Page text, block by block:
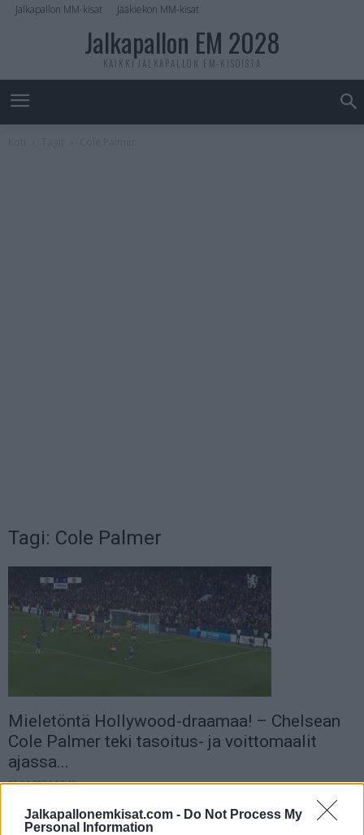
Jalkapallonemkisat.com - Do Not Process My
Personal Information
Jalkapallon MM-kisat Jääkiekon MM-kisat
Jalkapallon EM 2028
KAIKKI JALKAPALLON EM-KISOISTA
Tagi: Cole Palmer
Mieletöntä Hollywood-draamaa! – Chelsean
Cole Palmer teki tasoitus- ja voittomaalit
ajassa...
05.04.2024 17:42